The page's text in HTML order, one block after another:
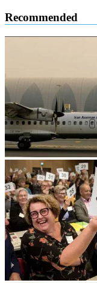
Recommended